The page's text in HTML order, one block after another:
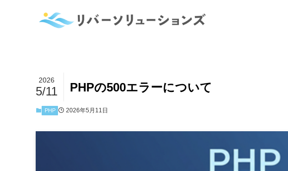
PHPの500エラーについて
2026
5/11
PHP 2026年5月11日